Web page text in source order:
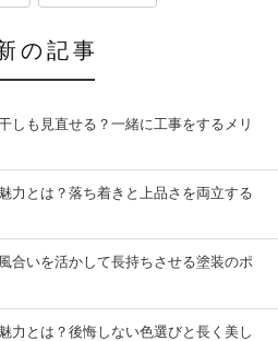
の記事
しも見直せる？一緒に工事をするメリ
力とは？落ち着きと上品さを両立する
合いを活かして長持ちさせる塗装のポ
力とは？後悔しない色選びと長く美し